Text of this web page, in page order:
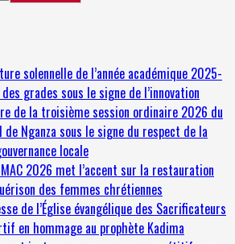
solennelle de l’année académique 2025-
grades sous le signe de l’innovation
de la troisième session ordinaire 2026 du
de Nganza sous le signe du respect de la
locale
2026 met l’accent sur la restauration
des femmes chrétiennes
de l’Église évangélique des Sacrificateurs
en hommage au prophète Kadima